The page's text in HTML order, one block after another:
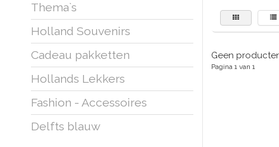
Thema`s
Holland Souvenirs
Cadeau pakketten
Hollands Lekkers
Fashion - Accessoires
Delfts blauw
Geen
Pagina 1 van 1